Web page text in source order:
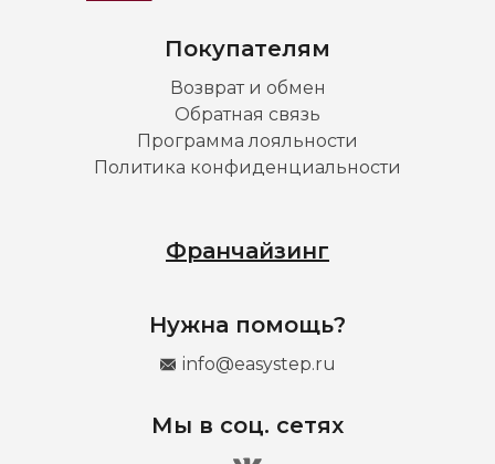
Покупателям
Возврат и обмен
Обратная связь
Программа лояльности
Политика конфиденциальности
Франчайзинг
Нужна помощь?
info@easystep.ru
Мы в соц. сетях